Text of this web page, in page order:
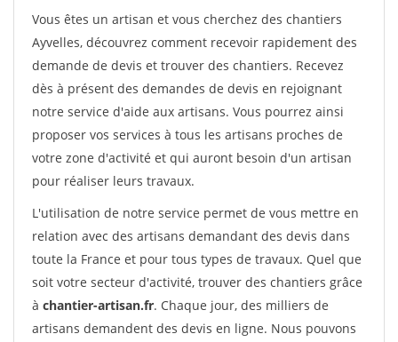
Vous êtes un artisan et vous cherchez des chantiers
Ayvelles, découvrez comment recevoir rapidement des
demande de devis et trouver des chantiers. Recevez
dès à présent des demandes de devis en rejoignant
notre service d'aide aux artisans. Vous pourrez ainsi
proposer vos services à tous les artisans proches de
votre zone d'activité et qui auront besoin d'un artisan
pour réaliser leurs travaux.
L'utilisation de notre service permet de vous mettre en
relation avec des artisans demandant des devis dans
toute la France et pour tous types de travaux. Quel que
soit votre secteur d'activité, trouver des chantiers grâce
à chantier-artisan.fr. Chaque jour, des milliers de
artisans demandent des devis en ligne. Nous pouvons